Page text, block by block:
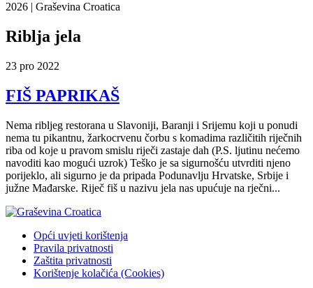
2026 | Graševina Croatica
Riblja jela
23 pro 2022
FIŠ PAPRIKAŠ
Nema ribljeg restorana u Slavoniji, Baranji i Srijemu koji u ponudi
nema tu pikantnu, žarkocrvenu čorbu s komadima različitih riječnih
riba od koje u pravom smislu riječi zastaje dah (P.S. ljutinu nećemo
navoditi kao mogući uzrok) Teško je sa sigurnošću utvrditi njeno
porijeklo, ali sigurno je da pripada Podunavlju Hrvatske, Srbije i
južne Mađarske. Riječ fiš u nazivu jela nas upućuje na rječni...
Opći uvjeti korištenja
Pravila privatnosti
Zaštita privatnosti
Korištenje kolačića (Cookies)